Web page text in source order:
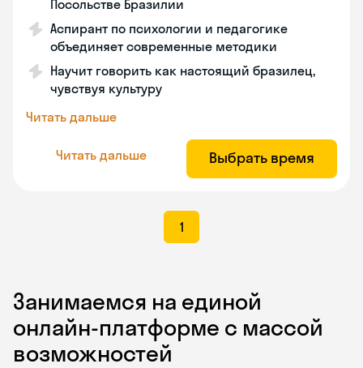
Посольстве Бразилии
Аспирант по психологии и педагогике
объединяет современные методики
Научит говорить как настоящий бразилец,
чувствуя культуру
Читать дальше
Читать дальше Выбрать время
1
Занимаемся на единой
онлайн-платформе с массой
возможностей